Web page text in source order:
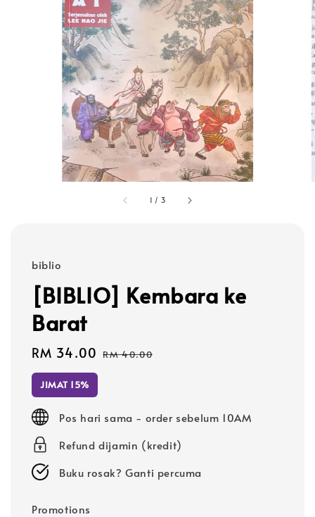
1 / 3
biblio
[BIBLIO] Kembara ke
Barat
Sale
price
RM 34.00 Regular
RM 40.00
JIMAT 15%
Pos hari sama - order sebelum 10AM
Refund dijamin (kredit)
Buku rosak? Ganti percuma
Promotions